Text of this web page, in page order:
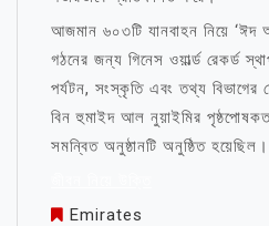
আজমান ৬০৩টি যানবাহন নিয়ে
গঠনের জন্য গিনেস ওয়ার্ল্ড রেকর্ড
পর্যটন, সংস্কৃতি এবং তথ্য
বিন হুমাইদ আল নুয়াইমির
সমন্বিত অনুষ্ঠানটি অনুষ্ঠিত হয়েছিল।
Emirates